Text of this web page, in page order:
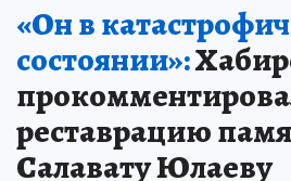
«Он в
состоянии»:
реставрацию
Салавату Юлаеву